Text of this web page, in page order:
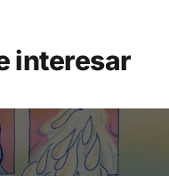
interesar